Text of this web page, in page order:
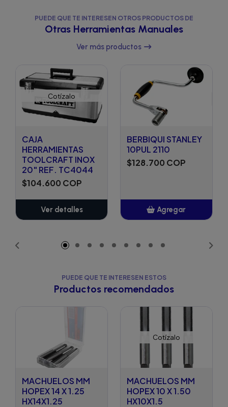
PUEDE QUE TE INTERESEN OTROS PRODUCTOS DE
Otras Herramientas Manuales
Ver más productos
Cotízalo
CAJA
HERRAMIENTAS
TOOLCRAFT INOX
20" REF. TC4044
$104.600 COP
Ver detalles
BERBIQUI STANLEY
10PUL 2110
$128.700 COP
Agregar
PUEDE QUE TE INTERESEN ESTOS
Productos recomendados
MACHUELOS MM
HOPEX 14 X 1.25
HX14X1.25
Cotízalo
MACHUELOS MM
HOPEX 10 X 1.50
HX10X1.5